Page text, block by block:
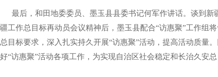
最后，和田地委委员、墨玉县县委书记何军作讲话。谈到新
疆工作总目标再动员会议精神后，墨玉县配合“访惠聚”工作组
总目标要求，深入扎实持久开展“访惠聚”活动，提高活动质量
好“访惠聚”活动各项工作，为实现自治区社会稳定和长治久安